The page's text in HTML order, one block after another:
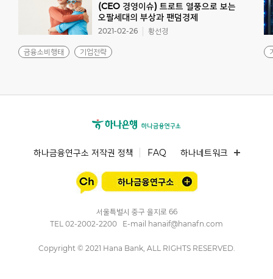
(CEO 경영이슈) 트로트 열풍으로 보는
오팔세대의 부상과 팬덤경제
금융소비행태 기업전략
2021-02-26 황선경
하나금융연구소 저작권 정책 FAQ 하나네트워크
서울특별시 중구 을지로 66
TEL 02-2002-2200 E-mail hanaif@hanafn.com
Copyright © 2021 Hana Bank, ALL RIGHTS RESERVED.